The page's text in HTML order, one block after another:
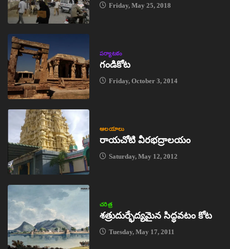
Friday, May 25, 2018
పర్యాటకం
గండికోట
Friday, October 3, 2014
ఆలయాలు
రాయచోటి వీరభద్రాలయం
Saturday, May 12, 2012
చరిత్ర
శత్రుదుర్భేద్యమైన సిద్ధవటం కోట
Tuesday, May 17, 2011